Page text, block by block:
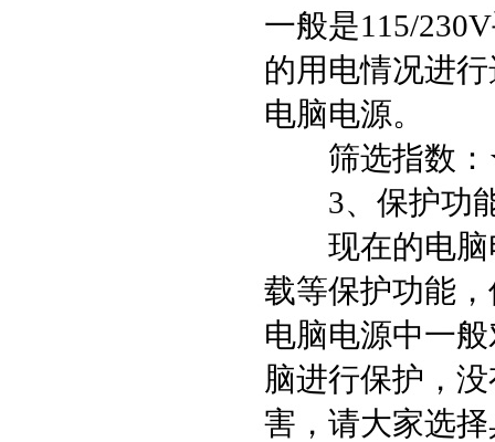
一般是115/
的用电情况进
电脑电源。
筛选指数
3、保护功
现在的电脑
载等保护功能
电脑电源中一
脑进行保护，
害，请大家选